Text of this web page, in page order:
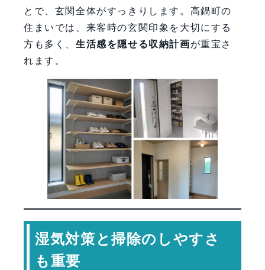
とで、玄関全体がすっきりします。高鍋町の
住まいでは、来客時の玄関印象を大切にする
方も多く、 生活感を隠せる収納計画が重宝さ
れます。
湿気対策と掃除のしやすさ
も重要